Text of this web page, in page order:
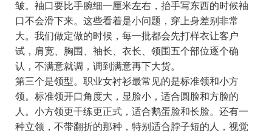
皱。袖口要比手腕细一厘米左右，抬手写东西的时候袖
口不会滑下来。这些看着是小问题，穿上身差别非常
大。我们做定做的时候，每一批都会先打样衣让客户
试，肩宽、胸围、袖长、衣长、领围五个部位逐个确
认，不满意就调，调到满意再下大货。
第三个是领型。职业女衬衫最常见的是标准领和小方
领。标准领开口角度大，显脸小，适合圆脸和方脸的
人。小方领更干练更正式，适合鹅蛋脸和长脸。还有一
种立领，不带翻折的那种，特别适合脖子短的人，视觉